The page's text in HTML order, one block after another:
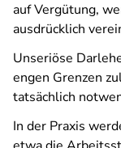
auf Vergütung,
ausdrücklich
Unseriöse
engen Grenzen
tatsächlich
In der Praxis